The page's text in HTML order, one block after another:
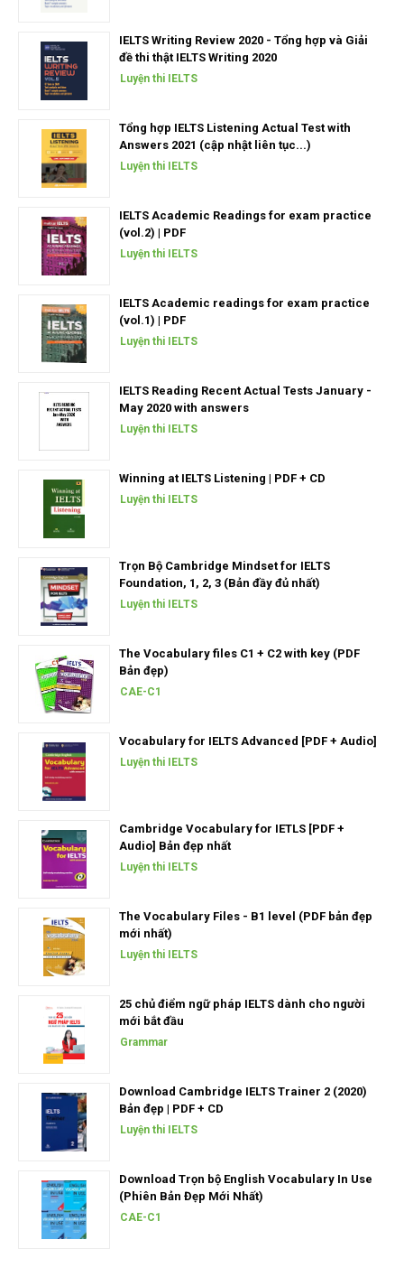
IELTS Writing Review 2020 - Tổng hợp và Giải
đề thi thật IELTS Writing 2020
Luyện thi IELTS
Tổng hợp IELTS Listening Actual Test with
Answers 2021 (cập nhật liên tục...)
Luyện thi IELTS
IELTS Academic Readings for exam practice
(vol.2) | PDF
Luyện thi IELTS
IELTS Academic readings for exam practice
(vol.1) | PDF
Luyện thi IELTS
IELTS Reading Recent Actual Tests January -
May 2020 with answers
Luyện thi IELTS
Winning at IELTS Listening | PDF + CD
Luyện thi IELTS
Trọn Bộ Cambridge Mindset for IELTS
Foundation, 1, 2, 3 (Bản đầy đủ nhất)
Luyện thi IELTS
The Vocabulary files C1 + C2 with key (PDF
Bản đẹp)
CAE-C1
Vocabulary for IELTS Advanced [PDF + Audio]
Luyện thi IELTS
Cambridge Vocabulary for IETLS [PDF +
Audio] Bản đẹp nhất
Luyện thi IELTS
The Vocabulary Files - B1 level (PDF bản đẹp
mới nhất)
Luyện thi IELTS
25 chủ điểm ngữ pháp IELTS dành cho người
mới bắt đầu
Grammar
Download Cambridge IELTS Trainer 2 (2020)
Bản đẹp | PDF + CD
Luyện thi IELTS
Download Trọn bộ English Vocabulary In Use
(Phiên Bản Đẹp Mới Nhất)
CAE-C1